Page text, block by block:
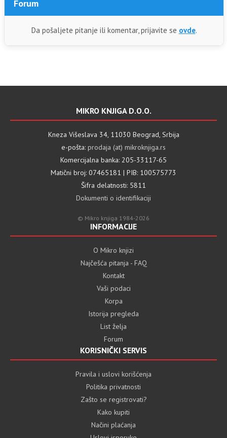
Forum
Da pošaljete pitanje ili komentar, prijavite se ovde.
MIKRO KNJIGA D.O.O.
Kneza Višeslava 34, 11030 Beograd, Srbija
e-pošta: prodaja (at) mikroknjiga.rs
Komercijalna banka: 205-33117-65
Matični broj: 07465181 | PIB: 100575773
Šifra delatnosti: 5811
Dokumenti o identifikaciji
© Mikro knjiga 1984-2026
INFORMACIJE
O Mikro knjizi
Najčešća pitanja - FAQ
Kontakt
Vaši podaci
Korpa
Istorija pregleda
List želja
Forum
KORISNIČKI SERVIS
Pravila i uslovi korišćenja
Politika privatnosti
Zašto se registrovati?
Kako kupiti
Načini plaćanja